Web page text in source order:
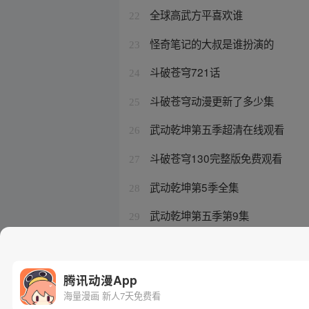
22 全球高武方平喜欢谁
23 怪奇笔记的大叔是谁扮演的
24 斗破苍穹721话
25 斗破苍穹动漫更新了多少集
26 武动乾坤第五季超清在线观看
27 斗破苍穹130完整版免费观看
28 武动乾坤第5季全集
29 武动乾坤第五季第9集
腾讯动漫App
海量漫画 新人7天免费看